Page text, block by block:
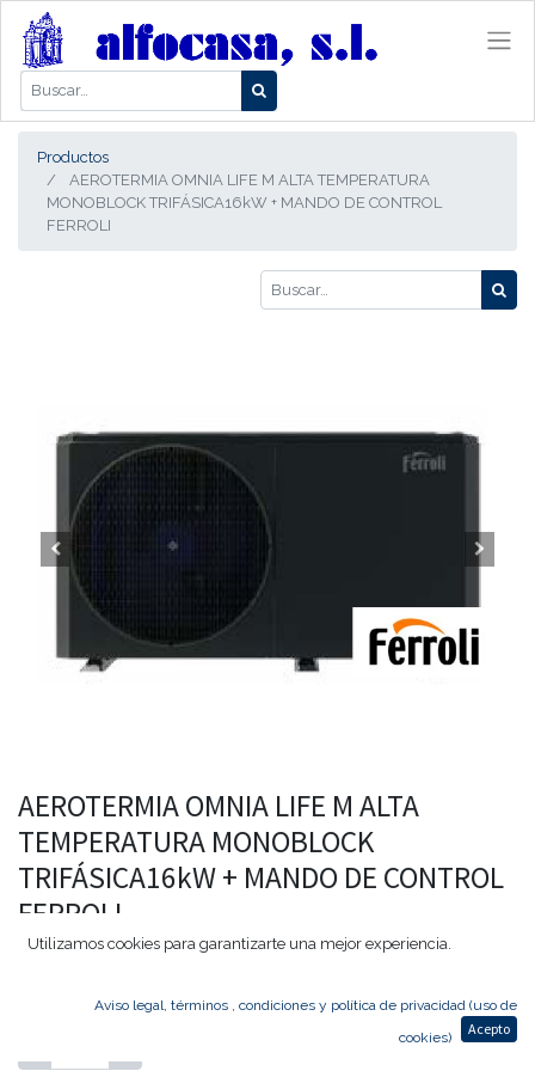
Productos
AEROTERMIA OMNIA LIFE M ALTA TEMPERATURA
MONOBLOCK TRIFÁSICA16kW + MANDO DE CONTROL
FERROLI
AEROTERMIA OMNIA LIFE M ALTA
TEMPERATURA MONOBLOCK
TRIFÁSICA16kW + MANDO DE CONTROL
FERROLI
Mostrar precio con IVA incluido
10.882,02€6.746,85€
Utilizamos cookies para garantizarte una mejor experiencia.
Aviso legal, términos , condiciones y política de privacidad (uso de
cookies)
Acepto